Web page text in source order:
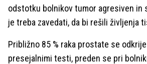
odstotku bolnikov tumor agresiven in
je treba zavedati, da bi rešili življenja
Približno 85 % raka prostate se
presejalnimi testi, preden se pri